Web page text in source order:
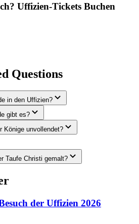
Uffizien-Tickets Buchen
Questions
in den Uffizien?
gibt es?
Könige unvollendet?
Taufe Christi gemalt?
der Uffizien 2026